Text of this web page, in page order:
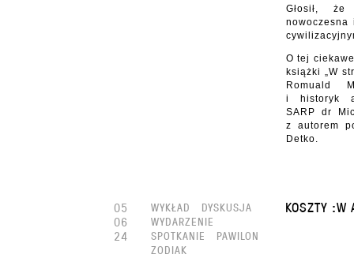
Głosił,
O tej
książki „W
Romuald
i historyk
SARP dr
z autorem
Detko.
KOSZTY :W
WYKŁAD
DYSKUSJA
WYDARZENIE
SPOTKANIE
PAWILON
ZODIAK
05
06
24